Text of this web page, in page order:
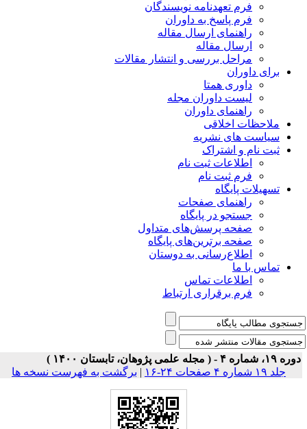
نویسندگان
به داوران
ارسال مقاله
و انتشار مقالات
مجله
متداول
پایگاه
به دوستان
ارتباط
|برگشت به فهرست نسخه ها